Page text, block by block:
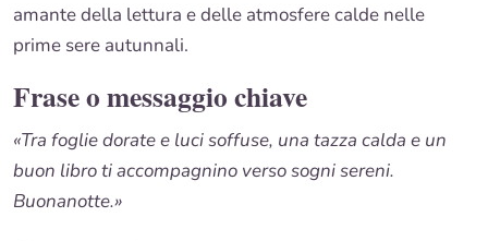
amante della lettura e delle atmosfere calde nelle
prime sere autunnali.
Frase o messaggio chiave
«Tra foglie dorate e luci soffuse, una tazza calda e un
buon libro ti accompagnino verso sogni sereni.
Buonanotte.»